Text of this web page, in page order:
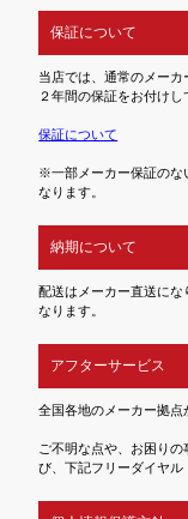
保証について
当店では、通常のメー
２年間の保証をお付けし
保証について
※一部メーカー保証のな
なります。
納期について
配送はメーカー直送に
なります。
アフターサービス
全国各地のメーカー拠点
ご不明な点や、お困り
び、下記フリーダイヤル